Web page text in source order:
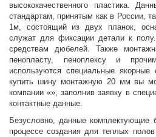
высококачественного пластика.
стандартам, принятым как в России,
1м, состоящий из двух планок,
служат для фиксации детали к
средствам дюбелей. Также
пенопласту, пеноплексу и
используются специальные
купить шину монтажную 20 мм вы
компании «», заполнив заявку в
контактные данные.
Безусловно, данные комплектующие
процессе создания для теплых